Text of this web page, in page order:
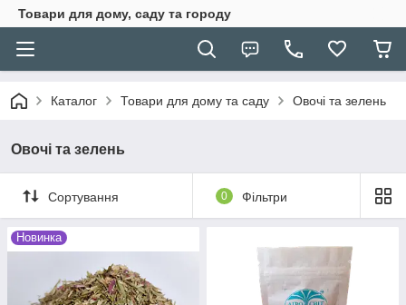
Товари для дому, саду та городу
Каталог Товари для дому та саду Овочі та зелень
Овочі та зелень
Сортування 0 Фільтри
Новинка